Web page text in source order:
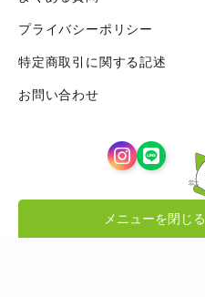
プライバシーポリシー
特定商取引に関する記述
お問い合わせ
メニューを閉じる